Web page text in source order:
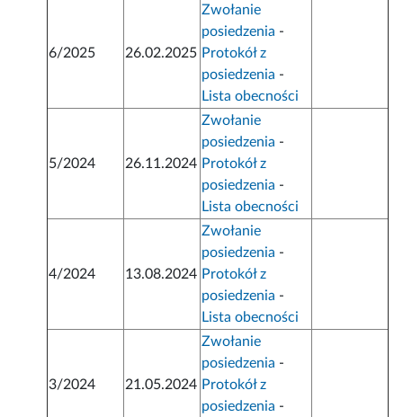
6/2025 26.02.2025
Zwołanie
posiedzenia -
Protokół z
posiedzenia -
Lista obecności
5/2024 26.11.2024
Zwołanie
posiedzenia -
Protokół z
posiedzenia -
Lista obecności
4/2024 13.08.2024
Zwołanie
posiedzenia -
Protokół z
posiedzenia -
Lista obecności
3/2024 21.05.2024
Zwołanie
posiedzenia -
Protokół z
posiedzenia -